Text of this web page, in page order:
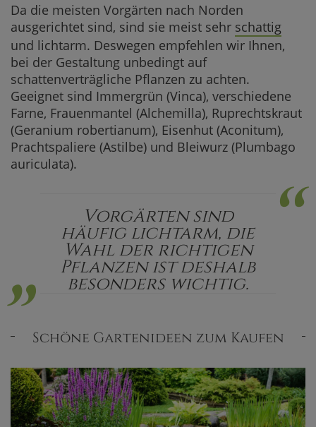
Da die meisten Vorgärten nach Norden
ausgerichtet sind, sind sie meist sehr schattig
und lichtarm. Deswegen empfehlen wir Ihnen,
bei der Gestaltung unbedingt auf
schattenverträgliche Pflanzen zu achten.
Geeignet sind Immergrün (Vinca), verschiedene
Farne, Frauenmantel (Alchemilla), Ruprechtskraut
(Geranium robertianum), Eisenhut (Aconitum),
Prachtspaliere (Astilbe) und Bleiwurz (Plumbago
auriculata).
“
„ Vorgärten sind
häufig lichtarm, die
Wahl der richtigen
Pflanzen ist deshalb
besonders wichtig.
Schöne Gartenideen zum Kaufen